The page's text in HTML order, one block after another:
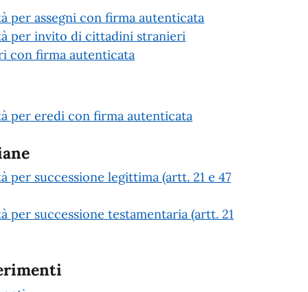
per assegni con firma autenticata
per invito di cittadini stranieri
con firma autenticata
per eredi con firma autenticata
successione legittima (artt. 21 e 47
successione testamentaria (artt. 21